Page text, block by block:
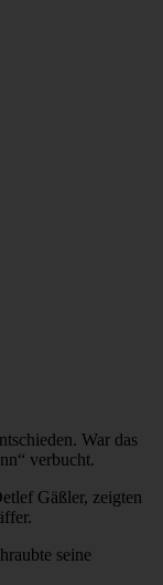
War das
verbucht.
Gäßler, zeigten
seine